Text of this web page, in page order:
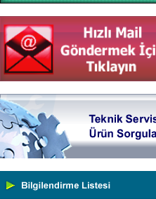
Yeni Binamıza TAŞINDIK